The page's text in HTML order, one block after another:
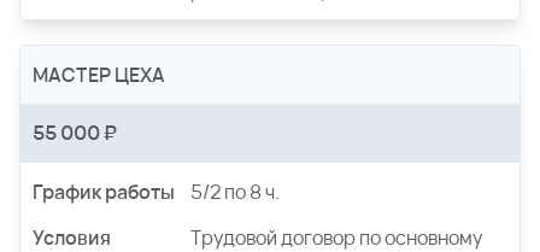
МАСТЕР ЦЕХА
55 000 ₽
График работы
5/2 по 8 ч.
Условия
Трудовой договор по основному